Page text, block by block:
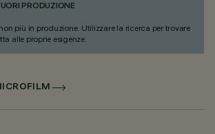
PRODUZIONE
più in produzione. Utilizzare la ricerca per trovare
alle proprie esigenze.